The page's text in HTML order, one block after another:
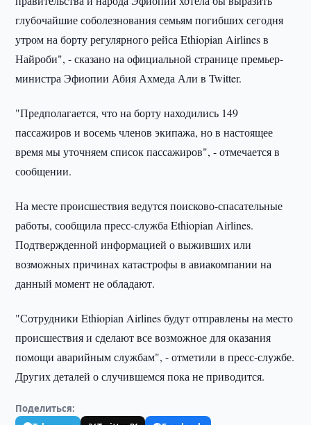
глубочайшие соболезнования семьям погибших сегодня
утром на борту регулярного рейса Ethiopian Airlines в
Найроби", - сказано на официальной странице премьер-
министра Эфиопии Абия Ахмеда Али в Twitter.
"Предполагается, что на борту находились 149
пассажиров и восемь членов экипажа, но в настоящее
время мы уточняем список пассажиров", - отмечается в
сообщении.
На месте происшествия ведутся поисково-спасательные
работы, сообщила пресс-служба Ethiopian Airlines.
Подтвержденной информацией о выживших или
возможных причинах катастрофы в авиакомпании на
данный момент не обладают.
"Сотрудники Ethiopian Airlines будут отправлены на место
происшествия и сделают все возможное для оказания
помощи аварийным службам", - отметили в пресс-службе.
Других деталей о случившемся пока не приводится.
Поделиться: